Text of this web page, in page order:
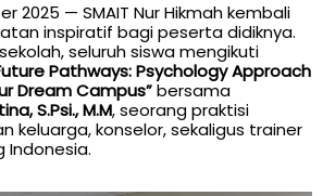
2025 — SMAIT Nur Hikmah kembali
inspiratif bagi peserta didiknya.
seluruh siswa mengikuti
Pathways: Psychology Approach
Dream Campus”bersama
S.Psi., M.M, seorang praktisi
keluarga, konselor, sekaligus trainer
Indonesia.